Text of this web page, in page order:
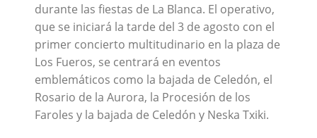
durante las fiestas de La Blanca. El operativo,
que se iniciará la tarde del 3 de agosto con el
primer concierto multitudinario en la plaza de
Los Fueros, se centrará en eventos
emblemáticos como la bajada de Celedón, el
Rosario de la Aurora, la Procesión de los
Faroles y la bajada de Celedón y Neska Txiki.